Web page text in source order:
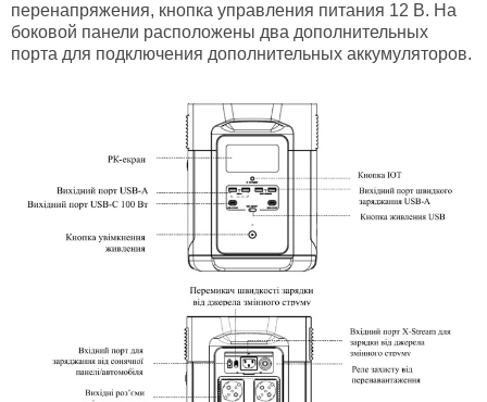
перенапряжения, кнопка управления питания 12 В. На
боковой панели расположены два дополнительных
порта для подключения дополнительных аккумуляторов.